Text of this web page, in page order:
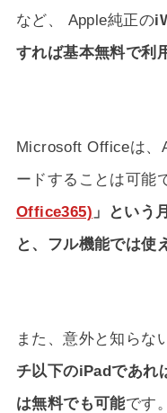
など、 Apple純正の
すれば基本無料で利
Microsoft Officeは、
ードすることは可能
Office365) 」という
と、フル機能では使
また、意外と知らな
チ以下のiPadであれ
は無料でも可能です。